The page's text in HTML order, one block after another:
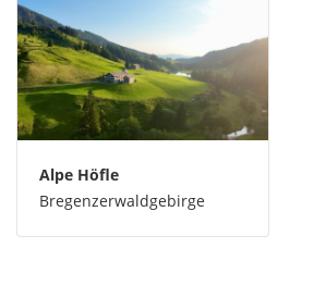
Alpe Höfle
Bregenzerwaldgebirge